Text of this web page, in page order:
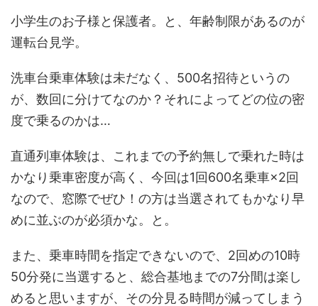
小学生のお子様と保護者。と、年齢制限があるのが
運転台見学。
洗車台乗車体験は未だなく、500名招待というの
が、数回に分けてなのか？それによってどの位の密
度で乗るのかは…
直通列車体験は、これまでの予約無しで乗れた時は
かなり乗車密度が高く、今回は1回600名乗車×2回
なので、窓際でぜひ！の方は当選されてもかなり早
めに並ぶのが必須かな。と。
また、乗車時間を指定できないので、2回めの10時
50分発に当選すると、総合基地までの7分間は楽し
めると思いますが、その分見る時間が減ってしまう